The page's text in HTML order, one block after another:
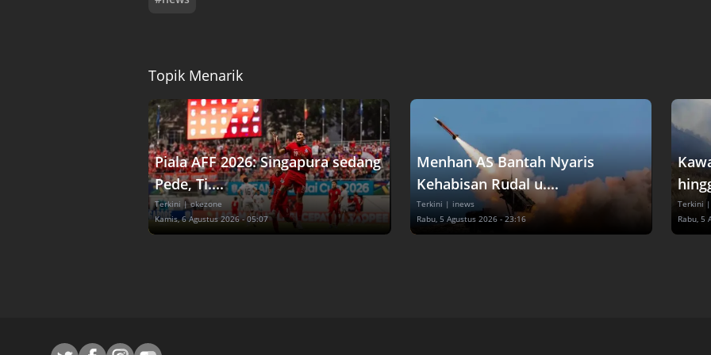
Topik Menarik
Piala AFF 2026: Singapura sedang
Pede, Ti....
Terkini | okezone
Kamis, 6 Agustus 2026 - 05:07
Menhan AS Bantah Nyaris
Kehabisan Rudal u....
Terkini | inews
Rabu, 5 Agustus 2026 - 23:16
Terkini
Rabu, 5